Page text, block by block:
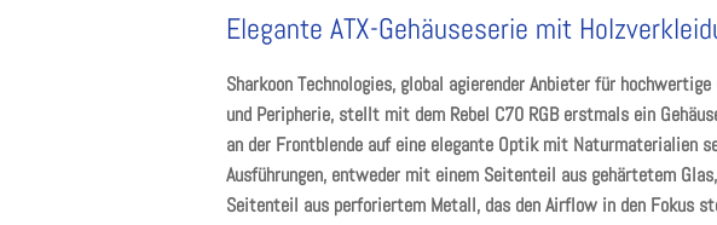
Elegante ATX-Gehäuseserie mit
Sharkoon Technologies, global agierender Anbieter für
und Peripherie, stellt mit dem Rebel C70 RGB erstmals ein
an der Frontblende auf eine elegante Optik mit Naturmaterialien
Ausführungen, entweder mit einem Seitenteil aus gehärtetem
Seitenteil aus perforiertem Metall, das den Airflow in den Fokus